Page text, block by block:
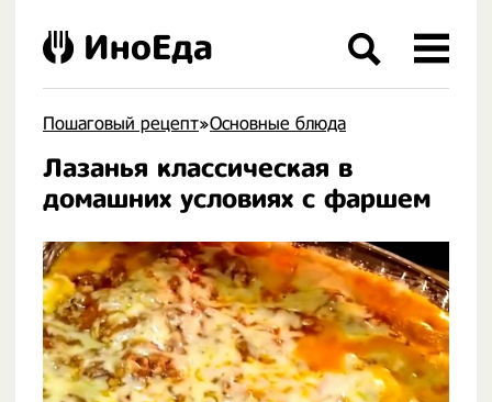
Пошаговый рецепт»Основные блюда
Лазанья классическая в
домашних условиях с фаршем
ИноЕда